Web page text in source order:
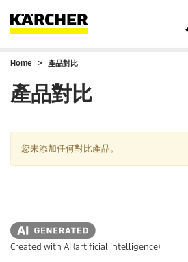
購物車
Home 產品對比
產品對比
您未添加任何對比產品。
Created with AI (artificial intelligence)